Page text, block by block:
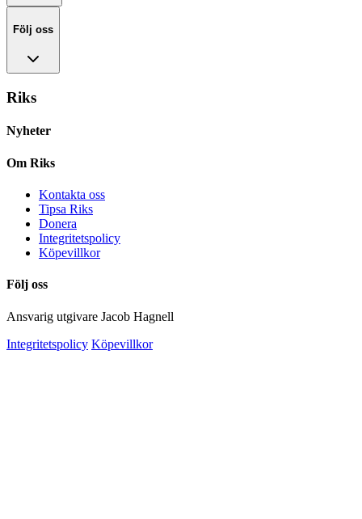
Följ oss
Riks
Nyheter
Om Riks
Kontakta oss
Tipsa Riks
Donera
Integritetspolicy
Köpevillkor
Följ oss
Ansvarig utgivare Jacob Hagnell
Integritetspolicy Köpevillkor